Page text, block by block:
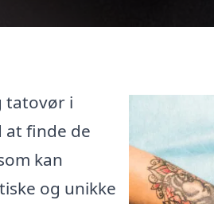
tatovør i
at finde de
kan
og unikke